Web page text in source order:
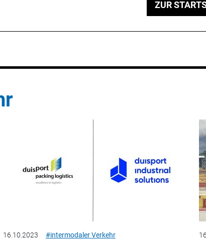
ZUR
16.10.2023 #intermodaler Verkehr